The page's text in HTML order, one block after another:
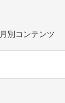
月別コンテンツ